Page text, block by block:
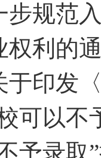
步规范
权利的
于印发
可以不
予录取